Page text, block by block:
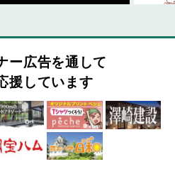
ー広告を通して
援しています